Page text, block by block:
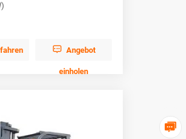

 Angebot
einholen